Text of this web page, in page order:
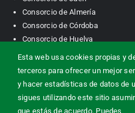
Consorcio de Almería
Consorcio de Córdoba
Consorcio de Huelva
Consorcio de Transporte
Contacto| Información legal
Esta web usa cookies propias y
terceros para ofrecer un mejor
y hacer estadísticas de datos de
sigues utilizando este sitio
que estás de acuerdo. Puedes